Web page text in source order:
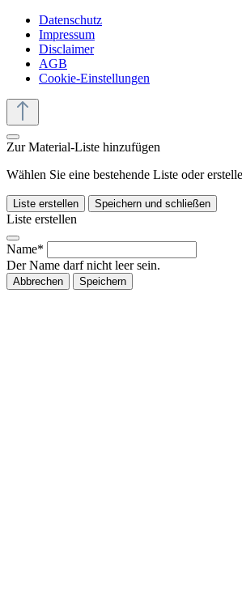
Datenschutz
Impressum
Disclaimer
AGB
Cookie-Einstellungen
Zur Material-Liste hinzufügen
Wählen Sie eine bestehende Liste oder
Liste erstellen Speichern und schließen
Liste erstellen
Name*
Der Name darf nicht leer sein.
Abbrechen Speichern